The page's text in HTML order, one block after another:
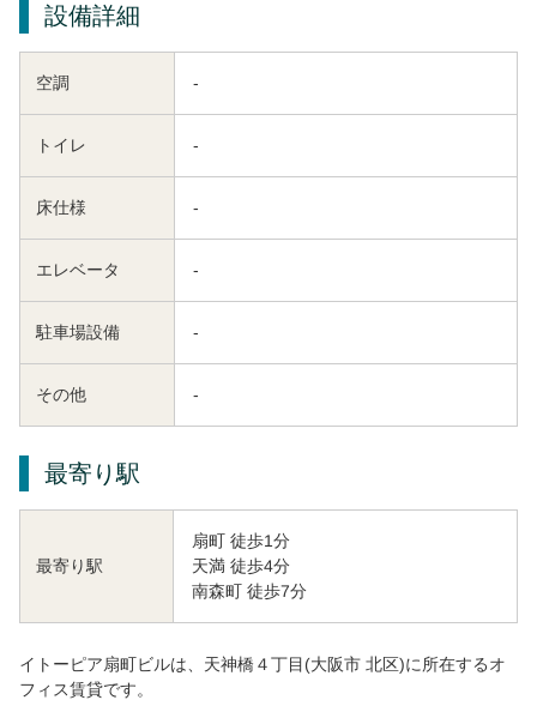
設備詳細
空調 -
トイレ -
床仕様 -
エレベータ -
駐車場設備 -
その他 -
最寄り駅
最寄り駅
扇町 徒歩1分
天満 徒歩4分
南森町 徒歩7分
イトーピア扇町ビルは、天神橋４丁目(大阪市 北区)に所在するオ
フィス賃貸です。